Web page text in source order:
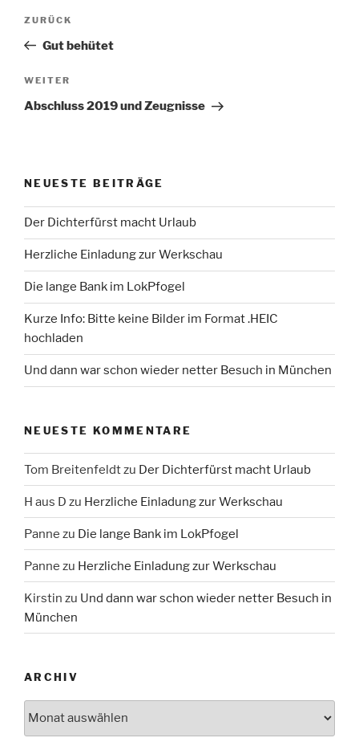
Beitragsnavigation
Vorheriger
Beitrag
ZURÜCK
Gut behütet
Nächster
Beitrag
WEITER
Abschluss 2019 und Zeugnisse
NEUESTE BEITRÄGE
Der Dichterfürst macht Urlaub
Herzliche Einladung zur Werkschau
Die lange Bank im LokPfogel
Kurze Info: Bitte keine Bilder im Format .HEIC
hochladen
Und dann war schon wieder netter Besuch in München
NEUESTE KOMMENTARE
Tom Breitenfeldtzu Der Dichterfürst macht Urlaub
H aus D zu Herzliche Einladung zur Werkschau
Panne zu Die lange Bank im LokPfogel
Panne zu Herzliche Einladung zur Werkschau
Kirstin zu Und dann war schon wieder netter Besuch in
München
ARCHIV